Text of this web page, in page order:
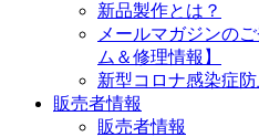
新品製作とは？
メールマガジンの
ム＆修理情報】
新型コロナ感染症
販売者情報
販売者情報